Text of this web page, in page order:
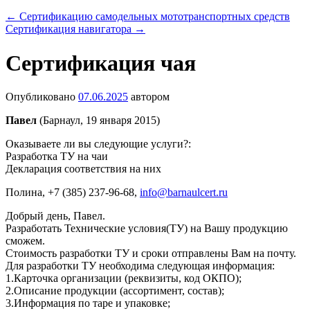
← Сертификацию самодельных мототранспортных средств
Сертификация навигатора →
Сертификация чая
Опубликовано 07.06.2025 автором
Павел (Барнаул, 19 января 2015)
Оказываете ли вы следующие услуги?:
Разработка ТУ на чаи
Декларация соответствия на них
Полина, +7 (385) 237-96-68, info@barnaulcert.ru
Добрый день, Павел.
Разработать Технические условия(ТУ) на Вашу продукцию
сможем.
Стоимость разработки ТУ и сроки отправлены Вам на почту.
Для разработки ТУ необходима следующая информация:
1.Карточка организации (реквизиты, код ОКПО);
2.Описание продукции (ассортимент, состав);
3.Информация по таре и упаковке;